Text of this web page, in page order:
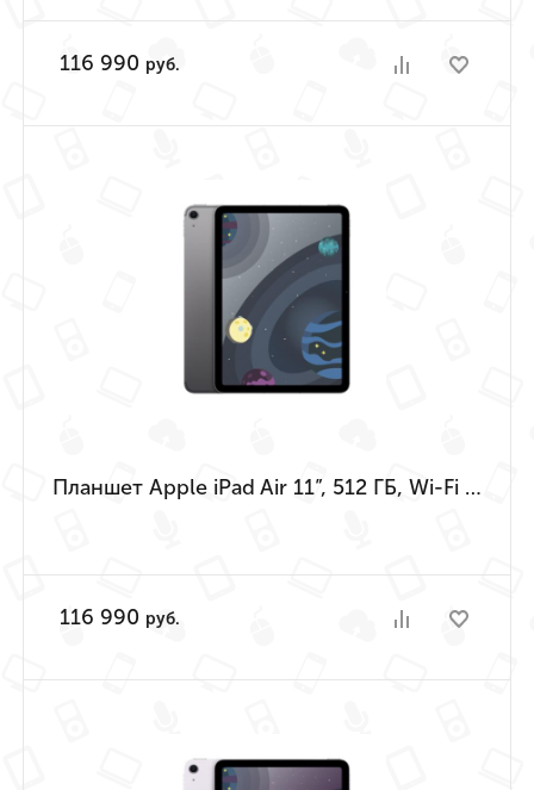
116 990 руб.
Планшет Apple iPad Air 11”, 512 ГБ, Wi-Fi + Cellular («Серый космос» | Space Gray) (M4 | 2026)
116 990 руб.